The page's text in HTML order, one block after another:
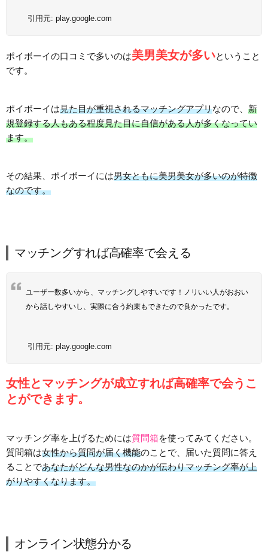
引用元: play.google.com
ポイボーイの口コミで多いのは美男美女が多いということ
です。
ポイボーイは見た目が重視されるマッチングアプリなので、 新
規登録する人もある程度見た目に自信がある人が多くなってい
ます。
その結果、ポイボーイには男女ともに美男美女が多いのが特徴
なのです。
マッチングすれば高確率で会える
ユーザー数多いから、マッチングしやすいです！ノリいい人がおおい
から話しやすいし、実際に合う約束もできたので良かったです。
引用元: play.google.com
女性とマッチングが成立すれば高確率で会うこ
とができます。
マッチング率を上げるためには質問箱を使ってみてください。
質問箱は女性から質問が届く機能のことで、届いた質問に答え
ることであなたがどんな男性なのかが伝わりマッチング率が上
がりやすくなります。
オンライン状態分かる